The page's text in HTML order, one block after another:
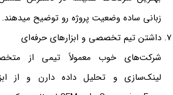
زبانی ساده وضعیت پروژه رو توضیح میدهند.
داشتن تیم تخصصی و ابزارهای حرفه‌ای
شرکت‌های خوب معمولاً تیمی از